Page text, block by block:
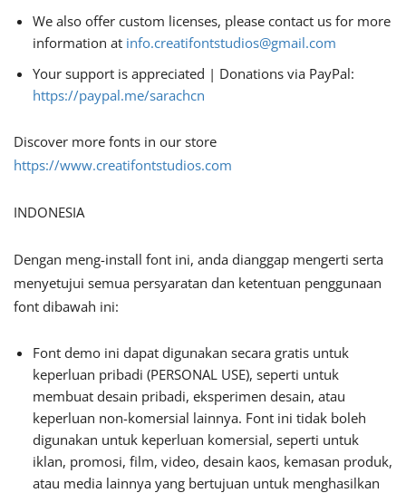
We also offer custom licenses, please contact us for more
information at info.creatifontstudios@gmail.com
Your support is appreciated | Donations via PayPal:
https://paypal.me/sarachcn
Discover more fonts in our store
https://www.creatifontstudios.com
INDONESIA
Dengan meng-install font ini, anda dianggap mengerti serta
menyetujui semua persyaratan dan ketentuan penggunaan
font dibawah ini:
Font demo ini dapat digunakan secara gratis untuk
keperluan pribadi (PERSONAL USE), seperti untuk
membuat desain pribadi, eksperimen desain, atau
keperluan non-komersial lainnya. Font ini tidak boleh
digunakan untuk keperluan komersial, seperti untuk
iklan, promosi, film, video, desain kaos, kemasan produk,
atau media lainnya yang bertujuan untuk menghasilkan